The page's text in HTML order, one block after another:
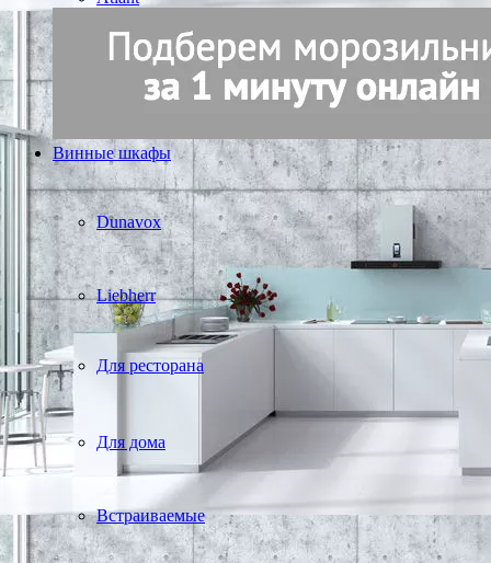
Винные шкафы
Dunavox
Liebherr
Для ресторана
Для дома
Встраиваемые